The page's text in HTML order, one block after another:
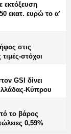
εκτόξευση
εκατ. ευρώ το α'
στις
στόχοι
GSI δίνει
Κύπρου
το βάρος
0,59%